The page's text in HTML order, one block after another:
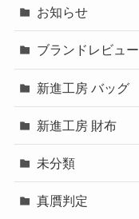
お知らせ
ブランドレビュー
新進工房 バッグ
新進工房 財布
未分類
真贋判定